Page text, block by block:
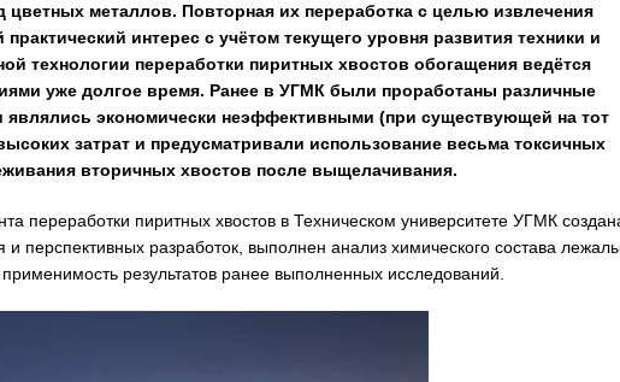
металлов. Повторная их переработка с целью извлечения
интерес с учётом текущего уровня развития техники и
технологии переработки пиритных хвостов обогащения ведётся
уже долгое время. Ранее в УГМК были проработаны различные
экономически неэффективными (при существующей на тот
затрат и предусматривали использование весьма токсичных
вторичных хвостов после выщелачивания.
переработки пиритных хвостов в Техническом университете УГМК
перспективных разработок, выполнен анализ химического состава
результатов ранее выполненных исследований.